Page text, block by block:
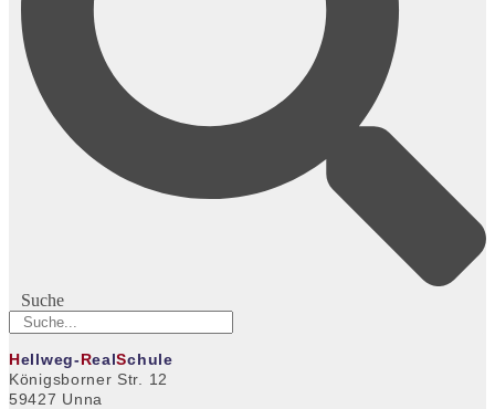
Suche
Hellweg-RealSchule
Königsborner Str. 12
59427 Unna